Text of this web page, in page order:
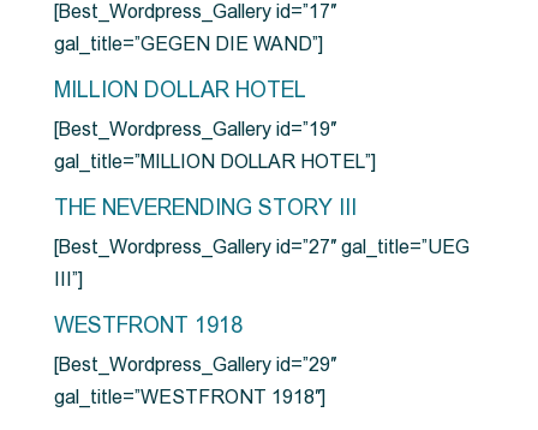
[Best_Wordpress_Gallery id=”17″
gal_title=”GEGEN DIE WAND”]
MILLION DOLLAR HOTEL
[Best_Wordpress_Gallery id=”19″
gal_title=”MILLION DOLLAR HOTEL”]
THE NEVERENDING STORY III
[Best_Wordpress_Gallery id=”27″ gal_title=”UEG
III”]
WESTFRONT 1918
[Best_Wordpress_Gallery id=”29″
gal_title=”WESTFRONT 1918″]